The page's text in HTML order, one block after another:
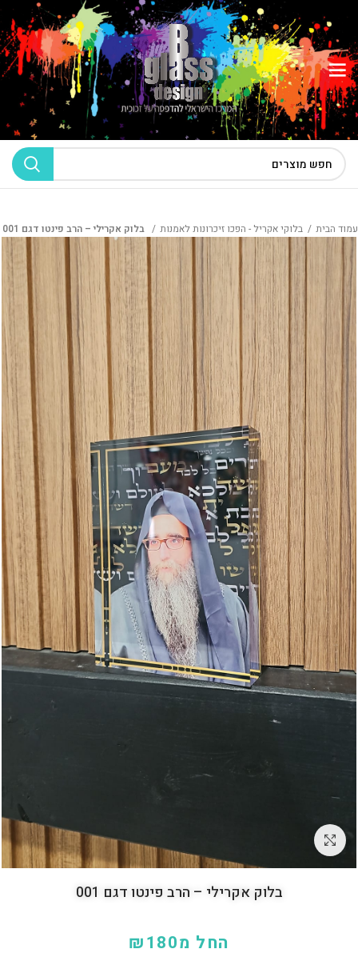
עמוד הבית בלוקי אקריל - הפכו זיכרונות לאמנות בלוק אקרילי – הרב פינטו דגם 001
בלוק אקרילי – הרב פינטו דגם 001
החל מ ₪180